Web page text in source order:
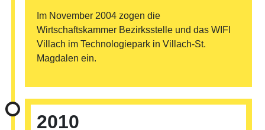
Im November 2004 zogen die
Wirtschaftskammer Bezirksstelle und das WIFI
Villach im Technologiepark in Villach-St.
Magdalen ein.
2010